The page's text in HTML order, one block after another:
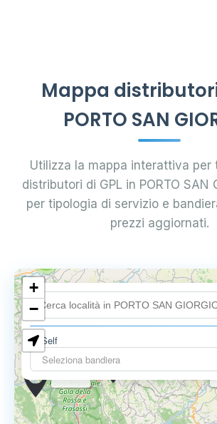
Mappa distributori
PORTO SAN
Utilizza la mappa interattiva per
distributori di GPL in PORTO SAN
per tipologia di servizio e
prezzi aggiornati.
Self
Seleziona bandiera
0.799 €
+
−